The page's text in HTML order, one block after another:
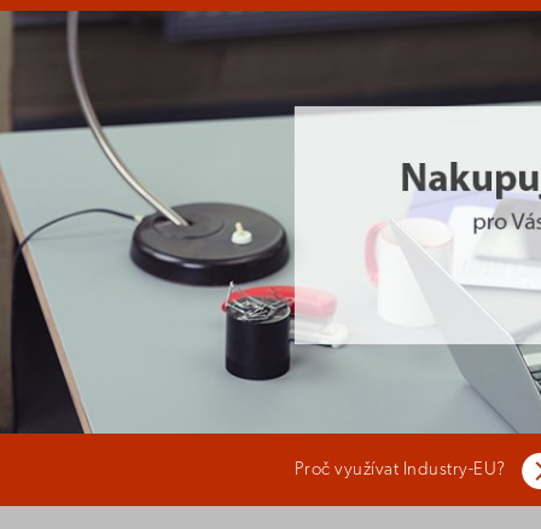
Proč využívat Industry-EU?